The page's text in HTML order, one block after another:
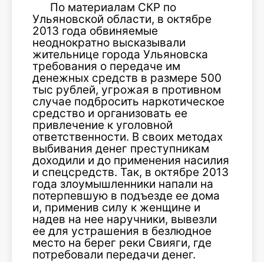
По материалам СКР по
Ульяновской области, в октябре
2013 года обвиняемые
неоднократно высказывали
жительнице города Ульяновска
требования о передаче им
денежных средств в размере 500
тыс рублей, угрожая в противном
случае подбросить наркотическое
средство и организовать ее
привлечение к уголовной
ответственности. В своих методах
выбивания денег преступникам
доходили и до применения насилия
и спецсредств. Так, в октябре 2013
года злоумышленники напали на
потерпевшую в подъезде ее дома
и, применив силу к женщине и
надев на нее наручники, вывезли
ее для устрашения в безлюдное
место на берег реки Свияги, где
потребовали передачи денег.